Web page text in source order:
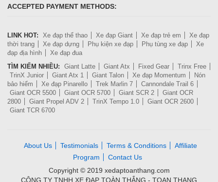
ACCEPTED PAYMENT METHODS:
LINK HOT: Xe đạp thể thao Xe đạp Giant Xe đạp trẻ em
Xe đạp
thời trang
Xe đạp dựng Phụ kiện xe đạp Phụ tùng xe đạp
Xe
đạp địa hình
Xe đạp đua
TÌM KIẾM NHIỀU:
Giant Latte Giant Atx Fixed Gear
Trinx Free
TrinX Junior
Giant Atx 1 Giant Talon Xe đạp Momentum
Nón
bảo hiểm
Xe đạp Pinarello Trek Marlin 7
Cannondale Trail 6
Giant OCR 5500
Giant OCR 5700 Giant SCR 2
Giant OCR
2800
Giant Propel ADV 2 TrinX Tempo 1.0
Giant OCR 2600
Giant TCR 6700
About Us Testimonials Terms & Conditions
Affiliate
Program
Contact Us
Copyright © 2019 xedaptoanthang.com
CÔNG TY TNHH XE ĐẠP TOÀN THẮNG - TOAN THANG